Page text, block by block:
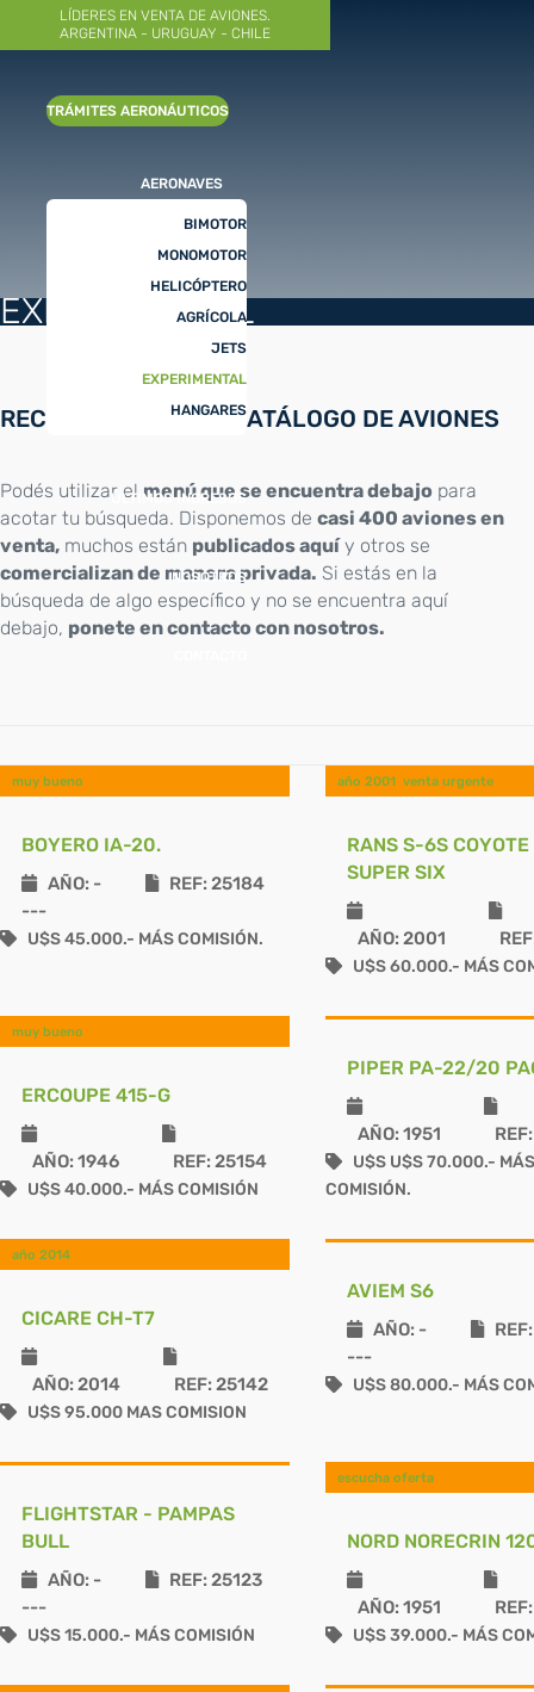
LÍDERES EN VENTA DE AVIONES.
ARGENTINA - URUGUAY - CHILE
TRÁMITES AERONÁUTICOS
AERONAVES
BIMOTOR
MONOMOTOR
HELICÓPTERO
AGRÍCOLA
JETS
EXPERIMENTAL
HANGARES
ÚLTIMOS INGRESOS
NOSOTROS
EXPERIMENTAL
RECORRÉ NUESTRO CATÁLOGO DE AVIONES
Podés utilizar el menú que se encuentra debajo para
acotar tu búsqueda. Disponemos de casi 400 aviones en
venta, muchos están publicados aquíy otros se
comercializan de manera privada. Si estás en la
búsqueda de algo específico y no se encuentra aquí
debajo, ponete en contacto con nosotros.
muy bueno
BOYERO IA-20.
AÑO: -
---
REF: 25184
U$S 45.000.- MÁS COMISIÓN.
año 2001 venta urgente
RANS S-6S
SUPER SIX
AÑO: 2001
U$S 60.000.- MÁS
muy bueno
ERCOUPE 415-G
AÑO: 1946 REF: 25154
U$S 40.000.- MÁS COMISIÓN
PIPER PA-22/20
AÑO: 1951
U$S U$S 70.000.- MÁS
COMISIÓN.
año 2014
CICARE CH-T7
AÑO: 2014 REF: 25142
U$S 95.000 MAS COMISION
AVIEM S6
AÑO: -
---
REF:
U$S 80.000.- MÁS
FLIGHTSTAR - PAMPAS
BULL
AÑO: -
---
REF: 25123
U$S 15.000.- MÁS COMISIÓN
escucha oferta
NORD NORECRIN
AÑO: 1951
U$S 39.000.- MÁS